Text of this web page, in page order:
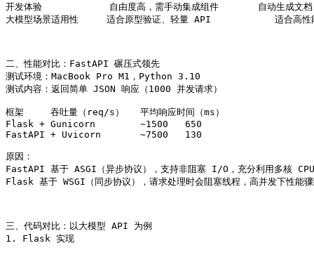
开发体验            自由度高，需手动集成组件       自动生成文档、
大模型场景适用性     适合原型验证、轻量 API	        适合高性能推理服务、高并发场景
二、性能对比：FastAPI 碾压式领先
测试环境：MacBook Pro M1，Python 3.10
测试内容：返回简单 JSON 响应（1000 并发请求）
框架	吞吐量（req/s）	平均响应时间（ms）
Flask + Gunicorn	~1500	650
FastAPI + Uvicorn	~7500	130
原因：
FastAPI 基于 ASGI（异步协议），支持非阻塞 I/O，充分利用多核
Flask 基于 WSGI（同步协议），请求处理时会阻塞线程，高并发下性能
三、代码对比：以大模型 API 为例
1. Flask 实现